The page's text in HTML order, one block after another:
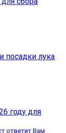
посадки лука
году для
ответит Вам